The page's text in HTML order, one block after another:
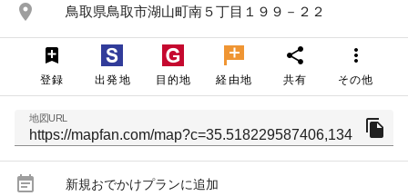
place 鳥取県鳥取市湖山町南５丁目１９９－２２
登録 出発地 目的地 経由地
share
共有
more_vert
その他
地図URL file_copy
event_note 新規おでかけプランに追加